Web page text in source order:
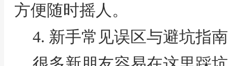
方便随时摇人。
4. 新手常见误区与避坑指南